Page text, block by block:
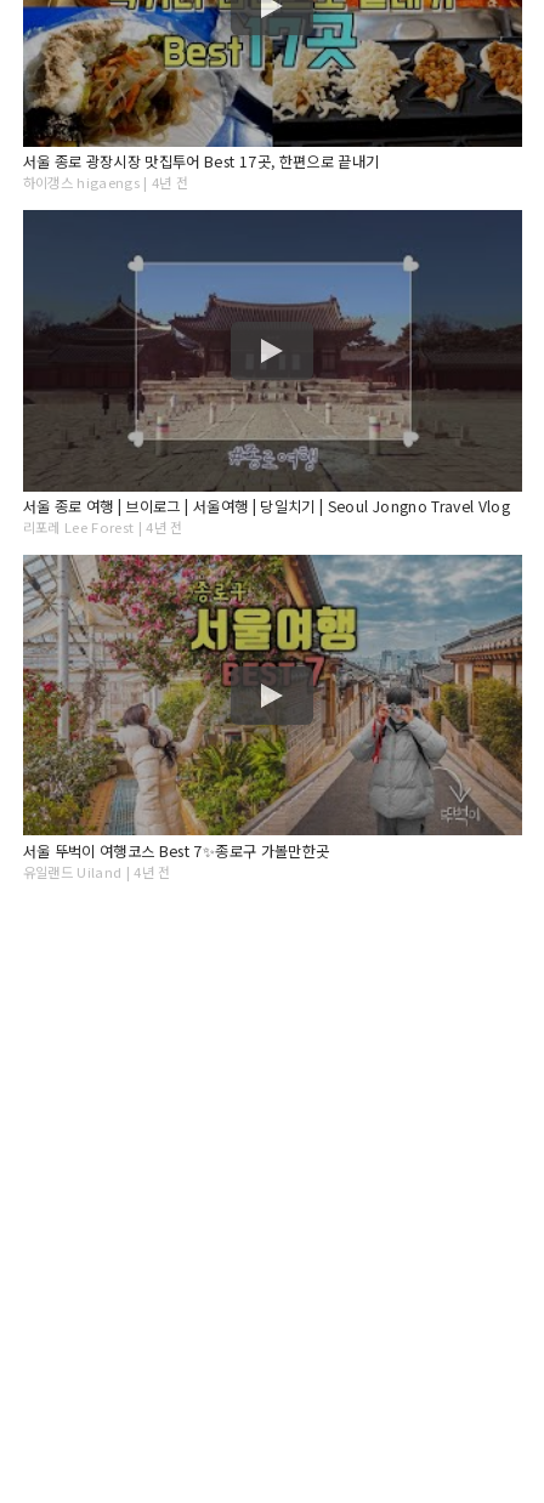
서울 종로 광장시장 맛집투어 Best 17곳, 한편으로 끝내기
하이갱스 higaengs | 4년 전
서울 종로 여행 | 브이로그 | 서울여행 | 당일치기 | Seoul Jongno Travel Vlog
리포레 Lee Forest | 4년 전
서울 뚜벅이 여행코스 Best 7✨종로구 가볼만한곳
유일랜드 Uiland | 4년 전